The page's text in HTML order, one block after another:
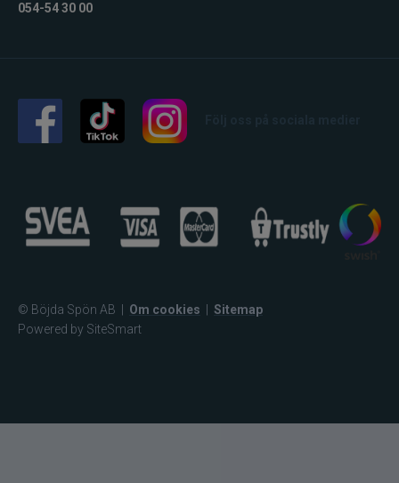
054-54 30 00
© Böjda Spön AB Om cookies
Sitemap
Powered by SiteSmart